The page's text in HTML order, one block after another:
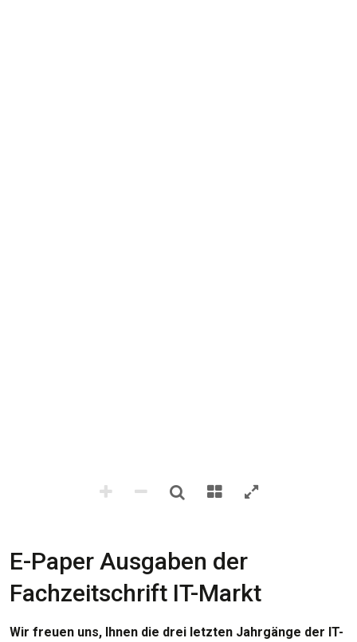
E-Paper Ausgaben der
Fachzeitschrift IT-Markt
Wir freuen uns, Ihnen die drei letzten Jahrgänge der IT-